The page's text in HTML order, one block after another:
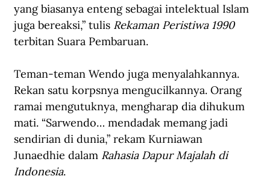
yang biasanya enteng sebagai intelektual Islam
juga bereaksi,” tulis Rekaman Peristiwa 1990
terbitan Suara Pembaruan.
Teman-teman Wendo juga menyalahkannya.
Rekan satu korpsnya mengucilkannya. Orang
ramai mengutuknya, mengharap dia dihukum
mati. “Sarwendo… mendadak memang jadi
sendirian di dunia,” rekam Kurniawan
Junaedhie dalam Rahasia Dapur Majalah di
Indonesia.